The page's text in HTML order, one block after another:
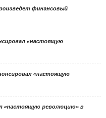
финансовый
«настоящую
«настоящую
«настоящую революцию» в